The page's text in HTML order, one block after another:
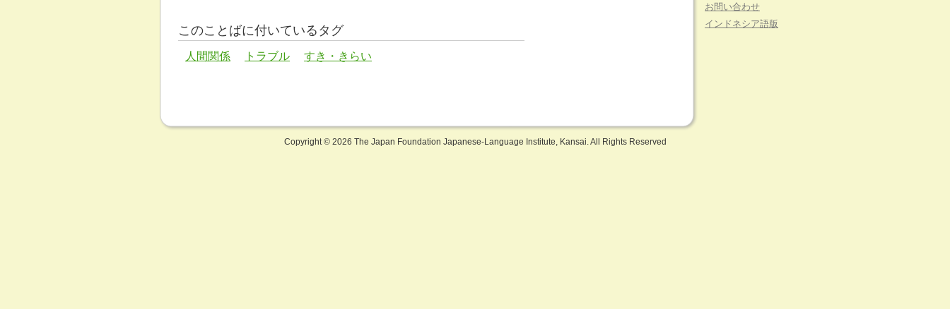
このことばに付いているタグ
人間関係 トラブル すき・きらい
お問い合わせ
インドネシア語版
Copyright © 2026 The Japan Foundation Japanese-Language Institute, Kansai. All Rights Reserved